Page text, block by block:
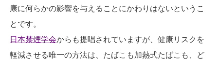
康に何らかの影響を与えることにかわりはないというこ
とです。
日本禁煙学会からも提唱されていますが、健康リスクを
軽減させる唯一の方法は、たばこも加熱式たばこも、ど